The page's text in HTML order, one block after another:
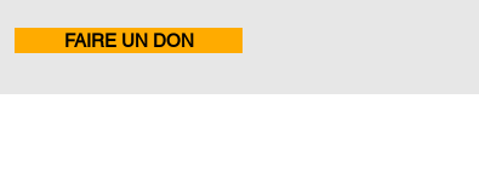
FAIRE UN DON